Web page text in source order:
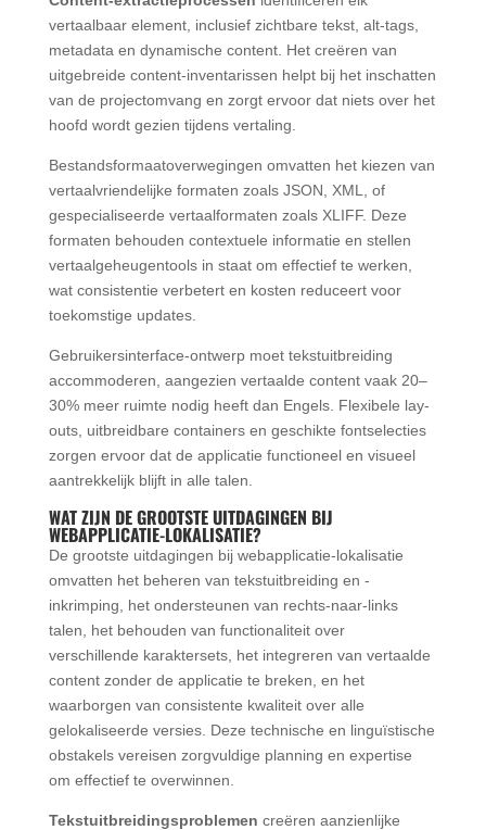
vertaalbaar element, inclusief zichtbare tekst, alt-tags,
metadata en dynamische content. Het creëren van
uitgebreide content-inventarissen helpt bij het inschatten
van de projectomvang en zorgt ervoor dat niets over het
hoofd wordt gezien tijdens vertaling.
Bestandsformaatoverwegingen omvatten het kiezen van
vertaalvriendelijke formaten zoals JSON, XML, of
gespecialiseerde vertaalformaten zoals XLIFF. Deze
formaten behouden contextuele informatie en stellen
vertaalgeheugentools in staat om effectief te werken,
wat consistentie verbetert en kosten reduceert voor
toekomstige updates.
Gebruikersinterface-ontwerp moet tekstuitbreiding
accommoderen, aangezien vertaalde content vaak 20–
30% meer ruimte nodig heeft dan Engels. Flexibele lay-
outs, uitbreidbare containers en geschikte fontselecties
zorgen ervoor dat de applicatie functioneel en visueel
aantrekkelijk blijft in alle talen.
WAT ZIJN DE GROOTSTE UITDAGINGEN BIJ
WEBAPPLICATIE-LOKALISATIE?
De grootste uitdagingen bij webapplicatie-lokalisatie
omvatten het beheren van tekstuitbreiding en -
inkrimping, het ondersteunen van rechts-naar-links
talen, het behouden van functionaliteit over
verschillende karaktersets, het integreren van vertaalde
content zonder de applicatie te breken, en het
waarborgen van consistente kwaliteit over alle
gelokaliseerde versies. Deze technische en linguïstische
obstakels vereisen zorgvuldige planning en expertise
om effectief te overwinnen.
Tekstuitbreidingsproblemen creëren aanzienlijke